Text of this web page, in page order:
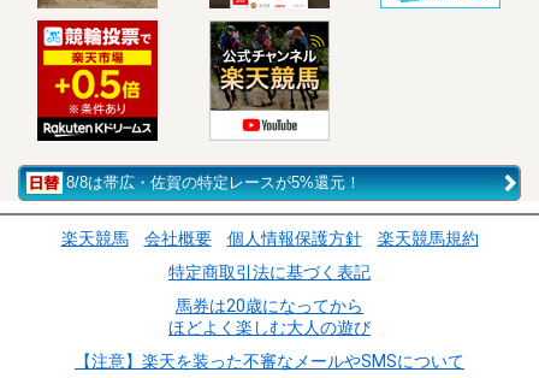
8/8は帯広・佐賀の特定レースが5%還元！
楽天競馬 会社概要 個人情報保護方針
楽天競馬規約
特定商取引法に基づく表記
馬券は20歳になってから
ほどよく楽しむ大人の遊び
【注意】楽天を装った不審なメールやSMSについて